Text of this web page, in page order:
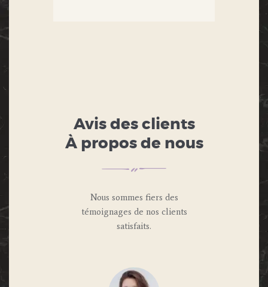
Avis des clients
À propos de nous
Nous sommes fiers des
témoignages de nos clients
satisfaits.